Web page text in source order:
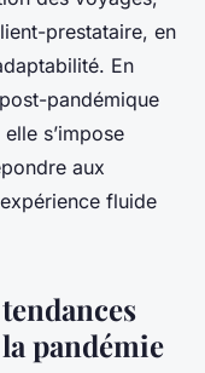
prestataire, en
En
pandémique
s’impose
aux
fluide
pandémie